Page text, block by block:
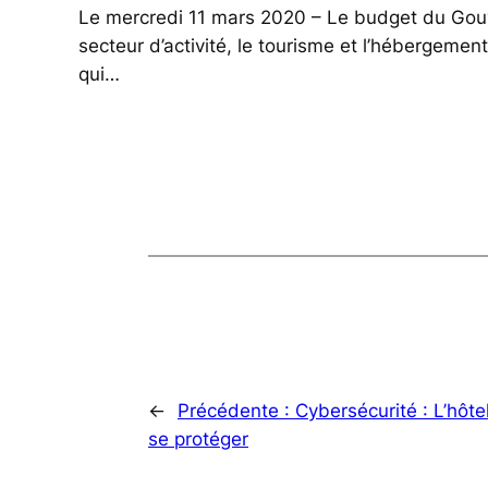
Le mercredi 11 mars 2020 – Le budget du
secteur d’activité, le tourisme et
qui…
← Précédente : Cybersécurité :
se protéger